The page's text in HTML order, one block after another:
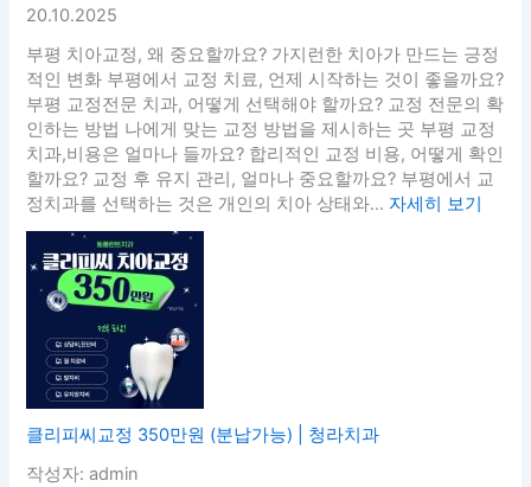
20.10.2025
부평 치아교정, 왜 중요할까요? 가지런한 치아가 만드는 긍정
적인 변화 부평에서 교정 치료, 언제 시작하는 것이 좋을까요?
부평 교정전문 치과, 어떻게 선택해야 할까요? 교정 전문의 확
인하는 방법 나에게 맞는 교정 방법을 제시하는 곳 부평 교정
치과,비용은 얼마나 들까요? 합리적인 교정 비용, 어떻게 확인
할까요? 교정 후 유지 관리, 얼마나 중요할까요? 부평에서 교
정치과를 선택하는 것은 개인의 치아 상태와... 자세히 보기
클리피씨교정 350만원 (분납가능) | 청라치과
작성자: admin